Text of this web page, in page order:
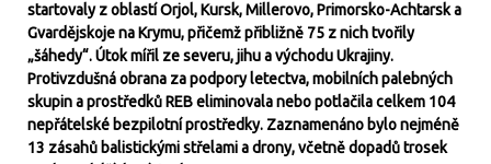
startovaly z oblastí Orjol, Kursk, Millerovo, Primorsko-Achtarsk a
Gvardějskoje na Krymu, přičemž přibližně 75 z nich tvořily
„šáhedy“. Útok mířil ze severu, jihu a východu Ukrajiny.
Protivzdušná obrana za podpory letectva, mobilních palebných
skupin a prostředků REB eliminovala nebo potlačila celkem 104
nepřátelské bezpilotní prostředky. Zaznamenáno bylo nejméně
13 zásahů balistickými střelami a drony, včetně dopadů trosek